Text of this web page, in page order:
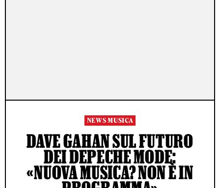
NEWS MUSICA
DAVE GAHAN SUL FUTURO
DEI DEPECHE MODE:
«NUOVA MUSICA? NON È IN